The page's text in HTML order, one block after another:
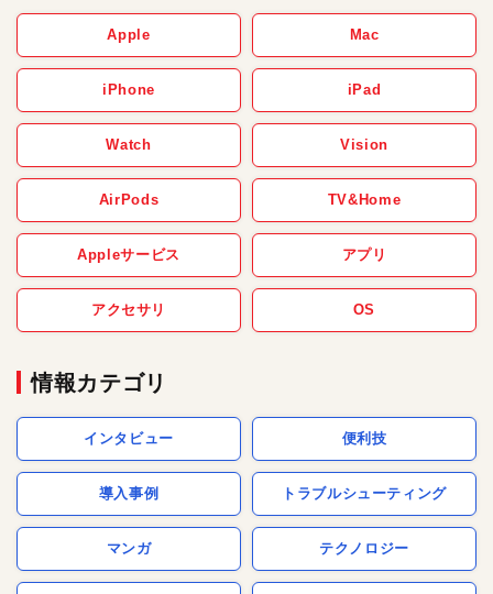
Apple Mac
iPhone iPad
Watch Vision
AirPods TV&Home
Appleサービス アプリ
アクセサリ OS
情報カテゴリ
インタビュー 便利技
導入事例 トラブルシューティング
マンガ テクノロジー